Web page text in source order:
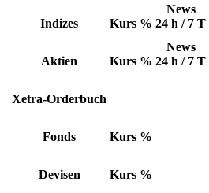
Indizes Kurs %
News
24 h / 7 T
Aktien Kurs %
News
24 h / 7 T
Xetra-Orderbuch
Fonds Kurs %
Devisen Kurs %